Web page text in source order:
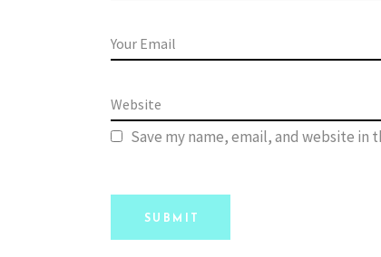
Save my name, email, and website
SUBMIT